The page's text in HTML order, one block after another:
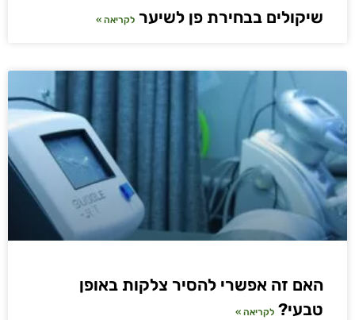
שיקולים בבחירת פן לשיער לקריאה »
האם זה אפשרי להסיר צלקות באופן
טבעי? לקריאה »